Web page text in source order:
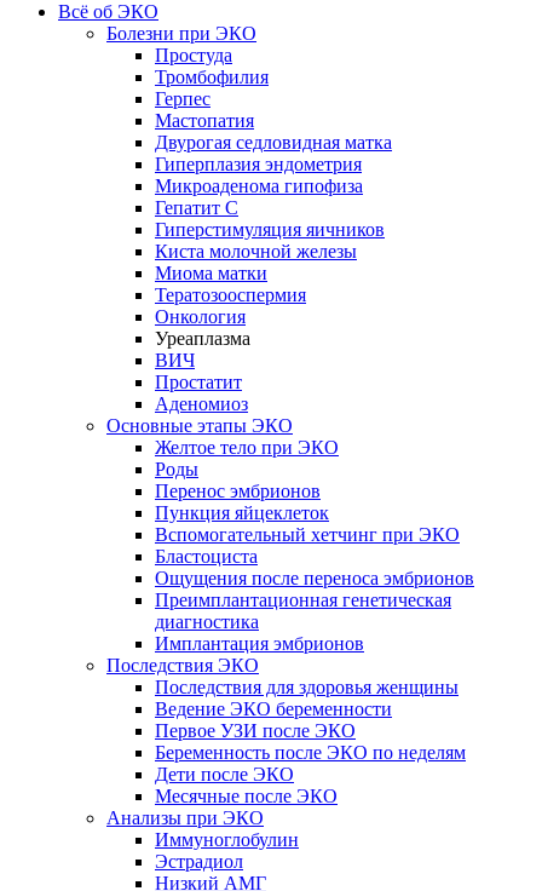
Всё об ЭКО
Болезни при ЭКО
Простуда
Тромбофилия
Герпес
Мастопатия
Двурогая седловидная матка
Гиперплазия эндометрия
Микроаденома гипофиза
Гепатит С
Гиперстимуляция яичников
Киста молочной железы
Миома матки
Тератозооспермия
Онкология
Уреаплазма
ВИЧ
Простатит
Аденомиоз
Основные этапы ЭКО
Желтое тело при ЭКО
Роды
Перенос эмбрионов
Пункция яйцеклеток
Вспомогательный хетчинг при ЭКО
Бластоциста
Ощущения после переноса эмбрионов
Преимплантационная генетическая
диагностика
Имплантация эмбрионов
Последствия ЭКО
Последствия для здоровья женщины
Ведение ЭКО беременности
Первое УЗИ после ЭКО
Беременность после ЭКО по неделям
Дети после ЭКО
Месячные после ЭКО
Анализы при ЭКО
Иммуноглобулин
Эстрадиол
Низкий АМГ